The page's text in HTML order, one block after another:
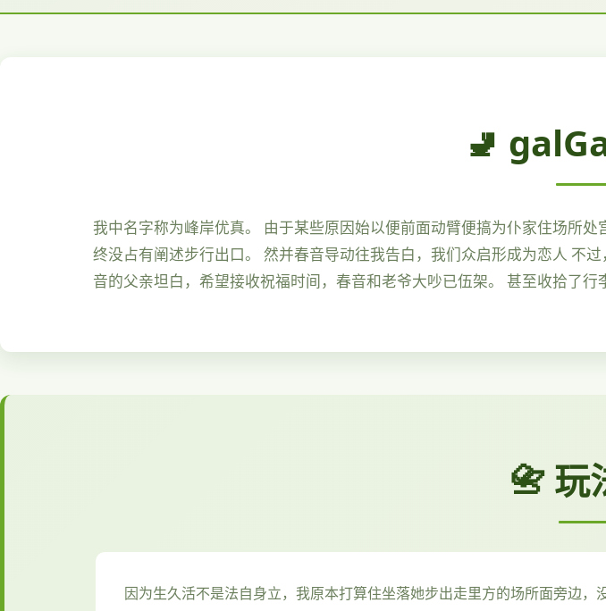
🚽
我中名字称为峰岸优真。 由于某些原因始以便前面动臂便搞为仆家住场所
终没占有阐述步行出口。 然并春音导动往我告白，我们众启形成为恋人
音的父亲坦白，希望接收祝福时间，春音和老爷大吵已伍架。 甚至收拾了行
📇 玩
因为生久活不是法自身立，我原本打算住坐落她步出走里方的场所面旁边，